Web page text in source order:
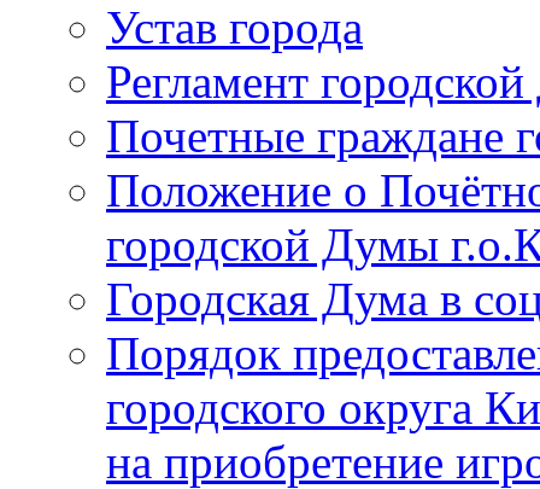
Устав города
Регламент
Почетные граждане
Положение о
городской Думы
Городская Дума в
Порядок
городского округа
на приобретение